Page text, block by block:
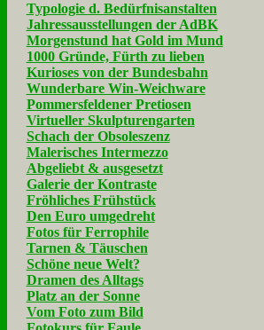
Typologie d. Bedürfnisanstalten
Jahressausstellungen der AdBK
Morgenstund hat Gold im Mund
1000 Gründe, Fürth zu lieben
Kurioses von der Bundesbahn
Wunderbare Win-Weichware
Pommersfeldener Pretiosen
Virtueller Skulpturengarten
Schach der Obsoleszenz
Malerisches Intermezzo
Abgeliebt & ausgesetzt
Galerie der Kontraste
Fröhliches Frühstück
Den Euro umgedreht
Fotos für Ferrophile
Tarnen & Täuschen
Schöne neue Welt?
Dramen des Alltags
Platz an der Sonne
Vom Foto zum Bild